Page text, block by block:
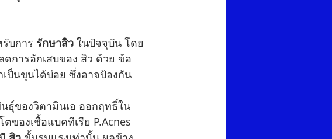
บการ รักษาสิว ในปัจจุบัน โดย
การอักเสบของ สิว ด้วย ข้อ
ป็นขุนได้บ่อย ซึ่งอาจป้องกัน
ของวิตามินเอ ออกฤทธิ์ใน
องเชื้อแบคทีเรีย P.Acnes